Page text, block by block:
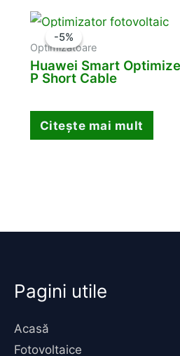
-5%
-5%
Optimizatoare
Huawei Smart
P Short Cable
Citește mai mult
Pagini utile
Acasă
Fotovoltaice